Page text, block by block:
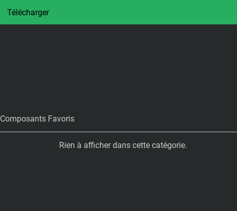
Télécharger
Composants Favoris
Rien à afficher dans cette catégorie.